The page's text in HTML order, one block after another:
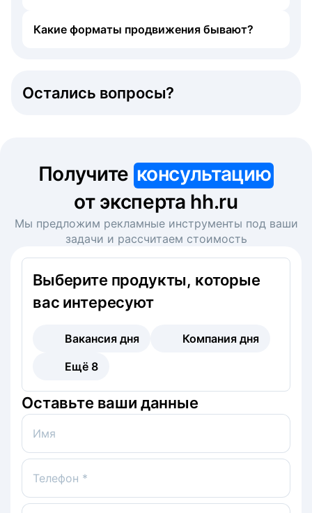
Какие форматы продвижения бывают?
Остались вопросы?
Получите консультацию
от эксперта hh.ru
Мы предложим рекламные инструменты под ваши
задачи и рассчитаем стоимость
Выберите продукты, которые
вас интересуют
Вакансия дня
Компания дня
Ещё 8
Оставьте ваши данные
Имя
Телефон *